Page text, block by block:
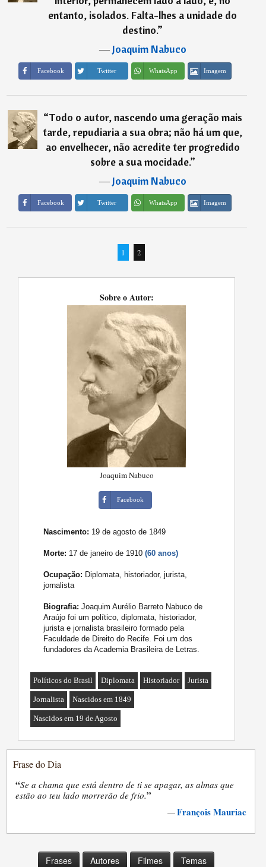
entanto, isolados. Falta-lhes a unidade do
destino.”
―Joaquim Nabuco
Facebook Twitter WhatsApp Imagem
“Todo o autor, nascendo uma geração mais
tarde, repudiaria a sua obra; não há um que,
ao envelhecer, não acredite ter progredido
sobre a sua mocidade.”
―Joaquim Nabuco
Facebook Twitter WhatsApp Imagem
1 2
Sobre o Autor:
Joaquim Nabuco
Facebook
Nascimento: 19 de agosto de 1849
Morte: 17 de janeiro de 1910(60 anos)
Ocupação: Diplomata, historiador, jurista,
jornalista
Biografia: Joaquim Aurélio Barreto Nabuco de
Araújo foi um político, diplomata, historiador,
jurista e jornalista brasileiro formado pela
Faculdade de Direito do Recife. Foi um dos
fundadores da Academia Brasileira de Letras.
Políticos do Brasil Diplomata Historiador Jurista
Jornalista Nascidos em 1849
Nascidos em 19 de Agosto
Frase do Dia
“Se a chama que está dentro de ti se apagar, as almas que
estão ao teu lado morrerão de frio.”
—François Mauriac
Frases Autores Filmes Temas